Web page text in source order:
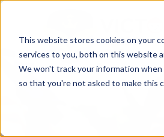
This website stores cookies on your
services to you, both on this website
We won't track your information
so that you're not asked to make this